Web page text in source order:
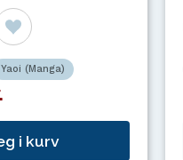
Yaoi (Manga)
i kurv